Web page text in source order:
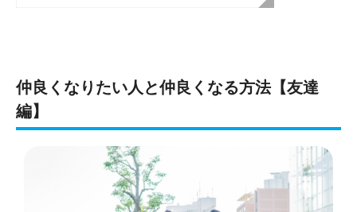
仲良くなりたい人と仲良くなる方法【友達
編】